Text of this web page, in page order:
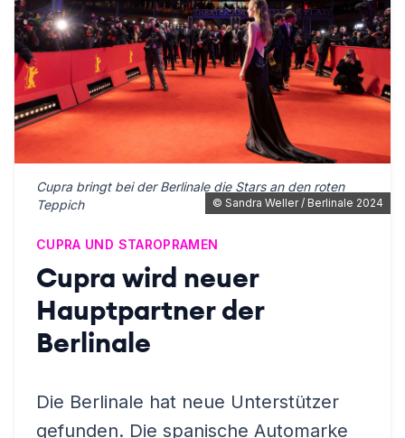
© Sandra Weller / Berlinale 2024
Cupra bringt bei der Berlinale die Stars an den roten
Teppich
CUPRA UND STAROPRAMEN
Cupra wird neuer
Hauptpartner der
Berlinale
Die Berlinale hat neue Unterstützer
gefunden. Die spanische Automarke